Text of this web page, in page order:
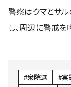
警察はクマとサ
し、周辺に警戒を
衆院選 実